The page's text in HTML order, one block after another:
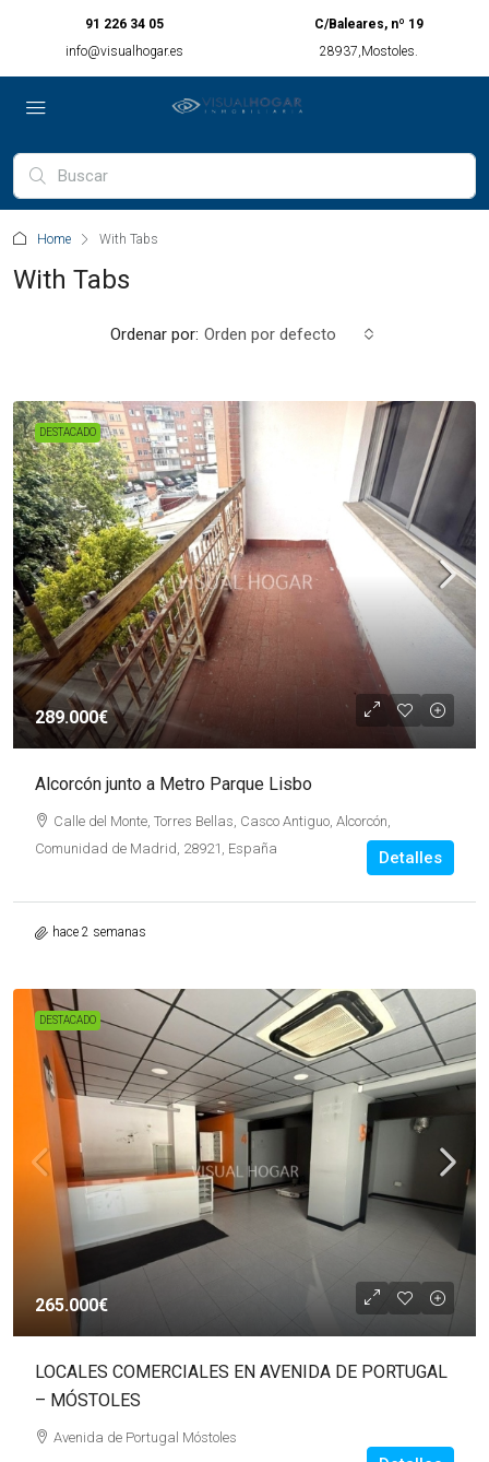
91 226 34 05
info@visualhogar.es
C/Baleares, nº 19
28937,Mostoles.
Home With Tabs
With Tabs
Ordenar por: Orden por defecto
DESTACADO
289.000€
Alcorcón junto a Metro Parque Lisbo
Calle del Monte, Torres Bellas, Casco Antiguo, Alcorcón,
Comunidad de Madrid, 28921, España
Detalles
hace 2 semanas
DESTACADO
265.000€
LOCALES COMERCIALES EN AVENIDA DE PORTUGAL
– MÓSTOLES
Avenida de Portugal Móstoles